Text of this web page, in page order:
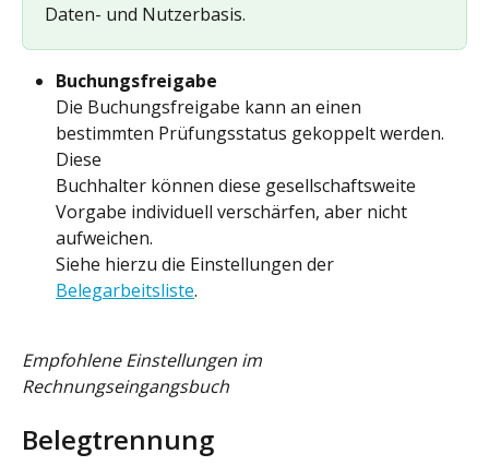
Daten- und Nutzerbasis.
Buchungsfreigabe
Die Buchungsfreigabe kann an einen
bestimmten Prüfungsstatus gekoppelt werden.
Diese
Buchhalter können diese gesellschaftsweite
Vorgabe individuell verschärfen, aber nicht
aufweichen.
Siehe hierzu die Einstellungen der
Belegarbeitsliste.
Empfohlene Einstellungen im
Rechnungseingangsbuch
Belegtrennung